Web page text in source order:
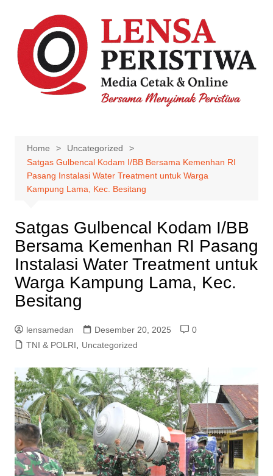
content
Home
Uncategorized
Satgas Gulbencal Kodam I/BB Bersama Kemenhan RI
Pasang Instalasi Water Treatment untuk Warga
Kampung Lama, Kec. Besitang
Satgas Gulbencal Kodam I/BB
Bersama Kemenhan RI Pasang
Instalasi Water Treatment untuk
Warga Kampung Lama, Kec.
Besitang
lensamedan Desember 20, 2025
0
TNI & POLRI
Uncategorized